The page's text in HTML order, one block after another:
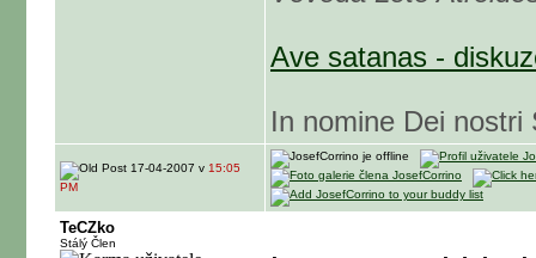
Ave satanas -
In nomine Dei nostri
17-04-2007 v 15:05
PM
TeCZko
Stálý Člen